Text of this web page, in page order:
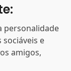
personalidade
sociáveis ​​e
amigos,